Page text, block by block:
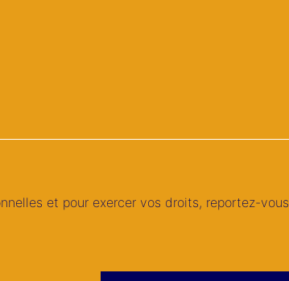
et pour exercer vos droits, reportez-vous